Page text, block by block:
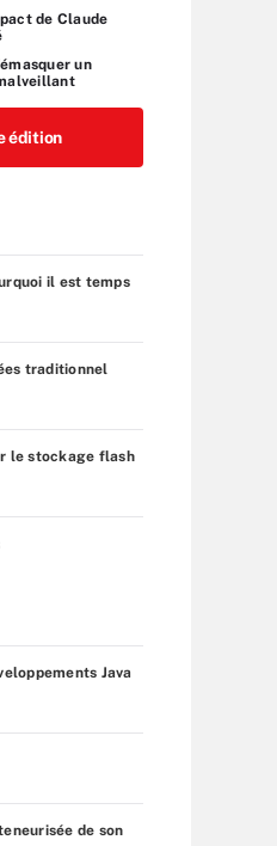
de Claude
un
édition
il est temps
traditionnel
le stockage flash
Java
de son